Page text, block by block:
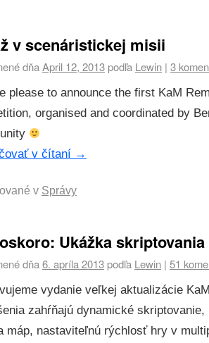
v scenáristickej misii
dňaApril 12, 2013 podľa Lewin | 3
please to announce the first KaM
organised and coordinated by
v čítaní →
v Správy
Ukážka skriptovania
dňa6. apríla 2013 podľa Lewin | 51
vydanie veľkej aktualizácie
zahŕňajú dynamické
máp, nastaviteľnú rýchlosť hry v